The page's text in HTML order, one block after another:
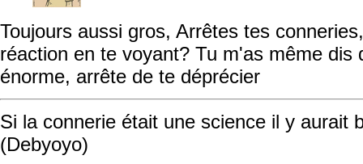
Toujours aussi gros, Arrêtes tes
réaction en te voyant? Tu m'as même dis
énorme, arrête de te déprécier
Si la connerie était une science il y aurait
(Debyoyo)